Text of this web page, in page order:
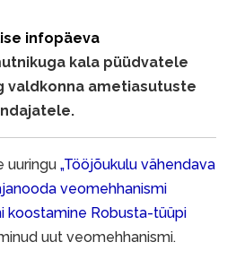
infopäeva
kala püüdvatele
valdkonna ametiasutuste
uuringu „Tööjõukulu vähendava
veomehhanismi
koostamine Robusta-tüüpi
uut veomehhanismi.